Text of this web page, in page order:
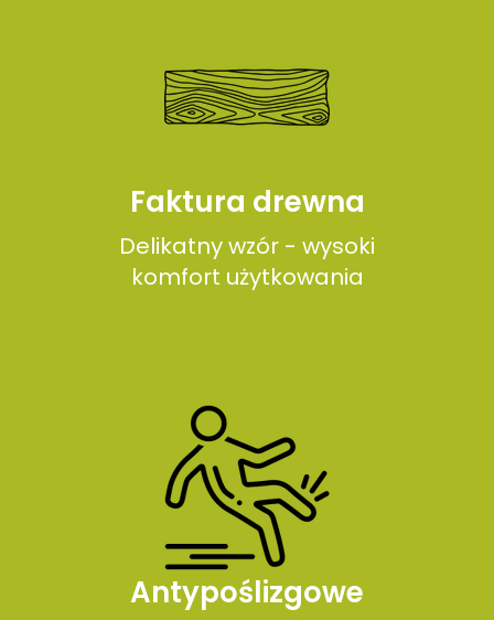
Faktura drewna
Delikatny wzór - wysoki
komfort użytkowania
Antypoślizgowe